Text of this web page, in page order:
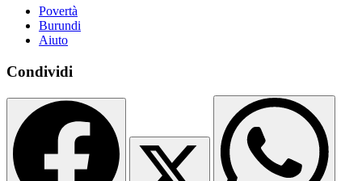
Povertà
Burundi
Aiuto
Condividi